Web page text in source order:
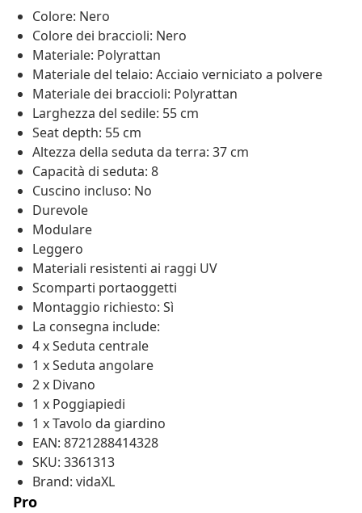
Colore: Nero
Colore dei braccioli: Nero
Materiale: Polyrattan
Materiale del telaio: Acciaio verniciato a polvere
Materiale dei braccioli: Polyrattan
Larghezza del sedile: 55 cm
Seat depth: 55 cm
Altezza della seduta da terra: 37 cm
Capacità di seduta: 8
Cuscino incluso: No
Durevole
Modulare
Leggero
Materiali resistenti ai raggi UV
Scomparti portaoggetti
Montaggio richiesto: Sì
La consegna include:
4 x Seduta centrale
1 x Seduta angolare
2 x Divano
1 x Poggiapiedi
1 x Tavolo da giardino
EAN: 8721288414328
SKU: 3361313
Brand: vidaXL
Pro